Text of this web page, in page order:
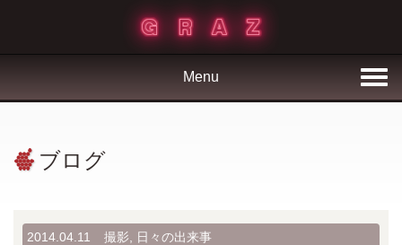
Menu
ブログ
2014.04.11 撮影 日々の出来事